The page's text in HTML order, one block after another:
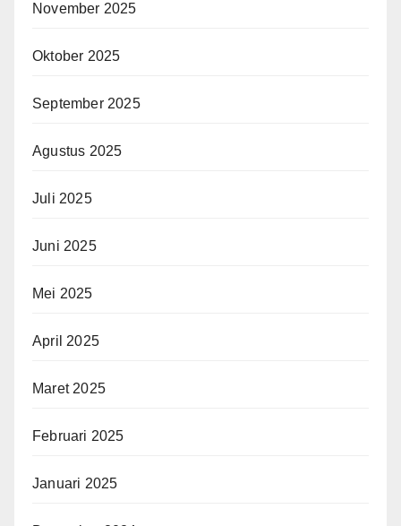
November 2025
Oktober 2025
September 2025
Agustus 2025
Juli 2025
Juni 2025
Mei 2025
April 2025
Maret 2025
Februari 2025
Januari 2025